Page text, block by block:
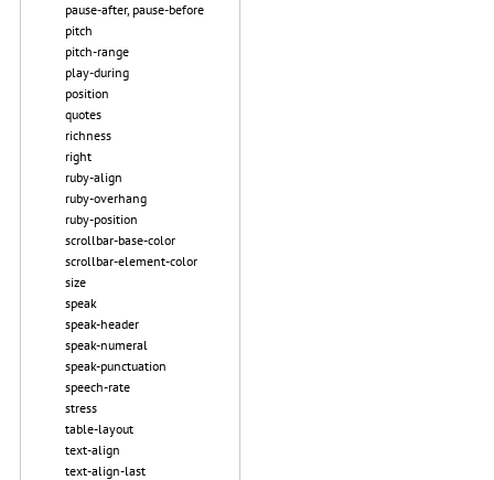
pause-after, pause-before
pitch
pitch-range
play-during
position
quotes
richness
right
ruby-align
ruby-overhang
ruby-position
scrollbar-base-color
scrollbar-element-color
size
speak
speak-header
speak-numeral
speak-punctuation
speech-rate
stress
table-layout
text-align
text-align-last